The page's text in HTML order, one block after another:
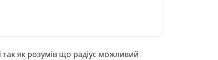
як розумів що радіус можливий